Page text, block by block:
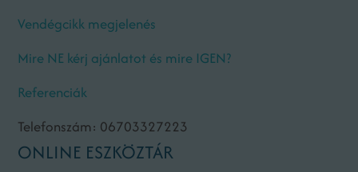
Vendégcikk megjelenés
Mire NE kérj ajánlatot és mire IGEN?
Referenciák
Telefonszám: 06703327223
ONLINE ESZKÖZTÁR